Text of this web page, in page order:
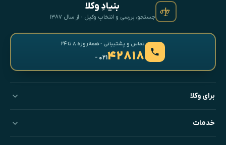
بنیادِ وکلا
جستجو، بررسی و انتخابِ وکیل · از سال ۱۳۸۷
تماس و پشتیبانی · همه‌روزه ۸ تا ۲۴
۴۲۸۱۸- ۰۲۱
برای وکلا
خدمات